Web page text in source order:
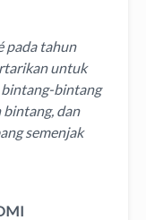
pada tahun
untuk
bintang-bintang
dan
semenjak